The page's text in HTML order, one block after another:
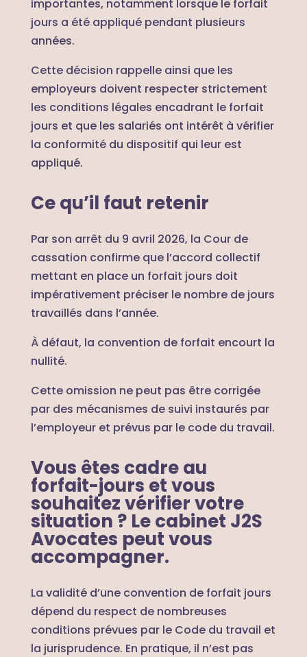
importantes, notamment lorsque le forfait
jours a été appliqué pendant plusieurs
années.
Cette décision rappelle ainsi que les
employeurs doivent respecter strictement
les conditions légales encadrant le forfait
jours et que les salariés ont intérêt à vérifier
la conformité du dispositif qui leur est
appliqué.
Ce qu’il faut retenir
Par son arrêt du 9 avril 2026, la Cour de
cassation confirme que l’accord collectif
mettant en place un forfait jours doit
impérativement préciser le nombre de jours
travaillés dans l’année.
À défaut, la convention de forfait encourt la
nullité.
Cette omission ne peut pas être corrigée
par des mécanismes de suivi instaurés par
l’employeur et prévus par le code du travail.
Vous êtes cadre au
forfait-jours et vous
souhaitez vérifier votre
situation ? Le cabinet J2S
Avocates peut vous
accompagner.
La validité d’une convention de forfait jours
dépend du respect de nombreuses
conditions prévues par le Code du travail et
la jurisprudence. En pratique, il n’est pas